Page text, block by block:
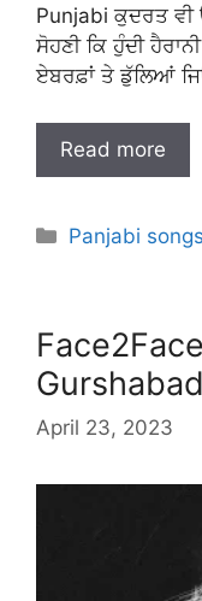
Punjabi ਕੁਦਰਤ ਵੀ
ਸੋਹਣੀ ਕਿ ਹੁੰਦੀ
ਏਬਰਫ਼ਾਂ ਤੇ ਡੁੱਲਿਆਂ
Read more
Categories
Panjabi songs
Gurshabad
April 23, 2023